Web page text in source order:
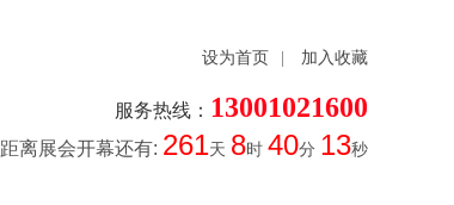
设为首页 加入收藏
服务热线： 13001021600
距离展会开幕还有: 261天 8时 40分 13秒